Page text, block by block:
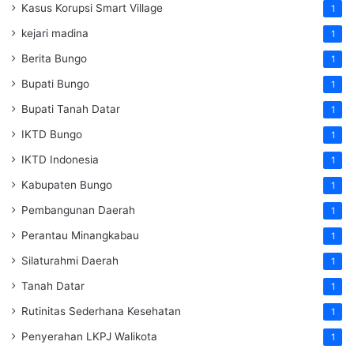
Kasus Korupsi Smart Village 1
kejari madina 1
Berita Bungo 1
Bupati Bungo 1
Bupati Tanah Datar 1
IKTD Bungo 1
IKTD Indonesia 1
Kabupaten Bungo 1
Pembangunan Daerah 1
Perantau Minangkabau 1
Silaturahmi Daerah 1
Tanah Datar 1
Rutinitas Sederhana Kesehatan 1
Penyerahan LKPJ Walikota 1